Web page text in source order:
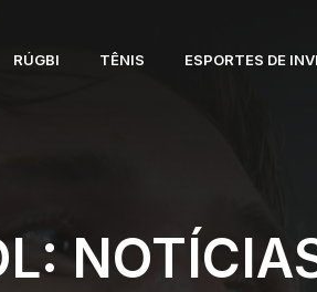
RÚGBI TÊNIS ESPORTES DE